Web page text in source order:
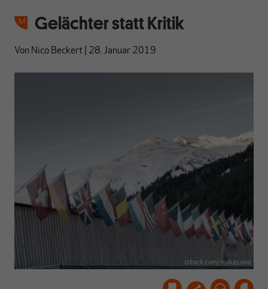
Gelächter statt Kritik
Von Nico Beckert 28. Januar 2019
istock.com/makasana